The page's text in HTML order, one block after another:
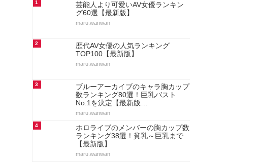
1
芸能人より可愛いAV女優ランキン
グ60選【最新版】
maru.wanwan
2
歴代AV女優の人気ランキング
TOP100【最新版】
maru.wanwan
3
ブルーアーカイブのキャラ胸カップ
数ランキング80選！巨乳バスト
No.1を決定【最新版…
maru.wanwan
4
ホロライブのメンバーの胸カップ数
ランキング38選！貧乳～巨乳まで
【最新版】
maru.wanwan